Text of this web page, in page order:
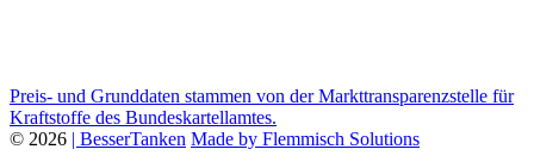
Preis- und Grunddaten stammen von der Markttransparenzstelle für
Kraftstoffe des Bundeskartellamtes.
© 2026 | BesserTanken Made by Flemmisch Solutions